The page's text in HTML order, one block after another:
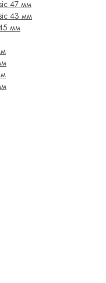
47 мм
43 мм
мм